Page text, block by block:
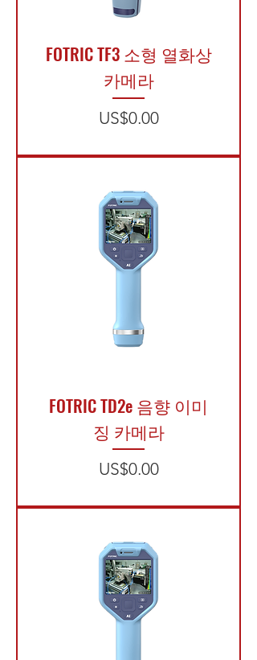
FOTRIC TF3 소형 열화상
카메라
가격
US$0.00
FOTRIC TD2e 음향 이미
징 카메라
가격
US$0.00